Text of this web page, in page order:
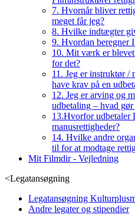
7. Hvornår bliver
meget får jeg?
8. Hvilke indtægter
9. Hvordan beregner
10. Mit værk er
for det?
11. Jeg er instruktør /
have krav på en
12. Jeg er arving og
udbetaling – hvad gør
13.Hvorfor udbetaler
manusrettigheder?
14. Hvilke andre
til for at modtage
Mit Filmdir - Vejledning
<Legatansøgning
Legatansøgning
Andre legater og stipendier